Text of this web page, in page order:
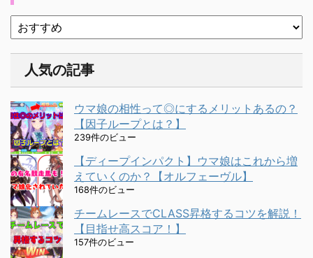
人気の記事
ウマ娘の相性って◎にするメリットあるの？
【因子ループとは？】
239件のビュー
【ディープインパクト】ウマ娘はこれから増
えていくのか？【オルフェーヴル】
168件のビュー
チームレースでCLASS昇格するコツを解説！
【目指せ高スコア！】
157件のビュー